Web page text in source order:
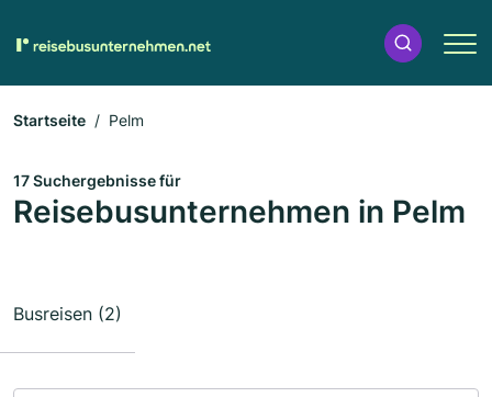
Startseite Pelm
17 Suchergebnisse für
Reisebusunternehmen in Pelm
Busreisen (2)